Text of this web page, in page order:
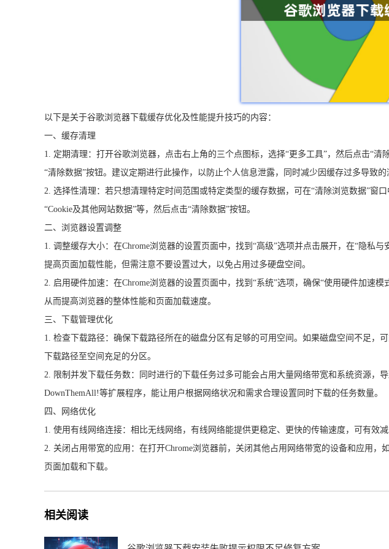
以下是关于谷歌浏览器下载缓存优化及性能提升技巧的内容：
一、缓存清理
1. 定期清理：打开谷歌浏览器，点击右上角的三个点图标，选择“更多工具”，然后点击“
“清除数据”按钮。建议定期进行此操作，以防止个人信息泄露，同时减少因缓存过多导致的
2. 选择性清理：若只想清理特定时间范围或特定类型的缓存数据，可在“清除浏览数据”窗
“Cookie及其他网站数据”等，然后点击“清除数据”按钮。
二、浏览器设置调整
1. 调整缓存大小：在Chrome浏览器的设置页面中，找到“高级”选项并点击展开，在“隐私
提高页面加载性能，但需注意不要设置过大，以免占用过多硬盘空间。
2. 启用硬件加速：在Chrome浏览器的设置页面中，找到“系统”选项，确保“使用硬件加速
从而提高浏览器的整体性能和页面加载速度。
三、下载管理优化
1. 检查下载路径：确保下载路径所在的磁盘分区有足够的可用空间。如果磁盘空间不足，
下载路径至空间充足的分区。
2. 限制并发下载任务数：同时进行的下载任务过多可能会占用大量网络带宽和系统资源
DownThemAll!等扩展程序，能让用户根据网络状况和需求合理设置同时下载的任务数量。
四、网络优化
1. 使用有线网络连接：相比无线网络，有线网络能提供更稳定、更快的传输速度，可有效
2. 关闭占用带宽的应用：在打开Chrome浏览器前，关闭其他占用网络带宽的设备和应用
页面加载和下载。
相关阅读